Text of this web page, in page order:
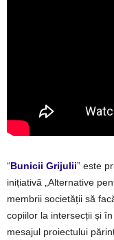
“Bunicii Grijulii” este
inițiativă „Alternative
membrii societății să
copiilor la intersecții și
mesajul proiectului